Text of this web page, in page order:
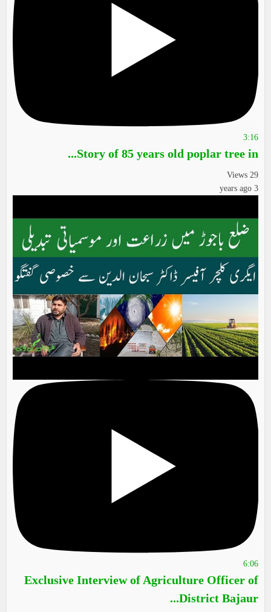
3:16
Story of 85 years old poplar tree in...
29 Views
3 years ago
6:06
Exclusive Interview of Agriculture Officer of
District Bajaur...